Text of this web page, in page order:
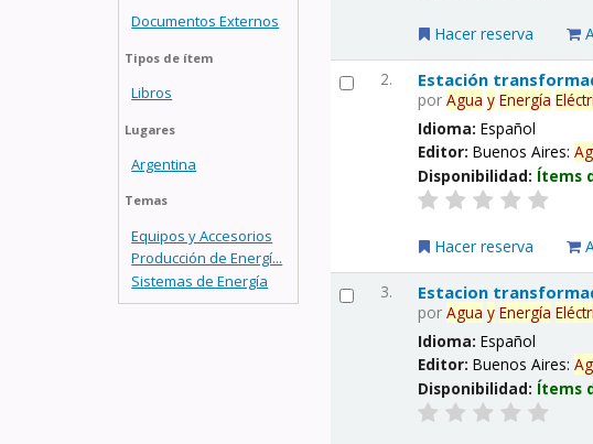
Documentos Externos
Tipos de ítem
Libros
Lugares
Argentina
Temas
Equipos y Accesorios
Producción de Energí...
Sistemas de Energía
Hacer reserva
2. Estación
porAgua y Energía
Idioma:Español
Editor:Buenos Aires:
Disponibilidad: Ítems
Hacer reserva
3. Estacion
porAgua y Energía
Idioma:Español
Editor:Buenos Aires:
Disponibilidad: Ítems